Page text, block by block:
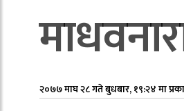
२०७७ माघ २८ गते बुधबार, १९:२४ मा